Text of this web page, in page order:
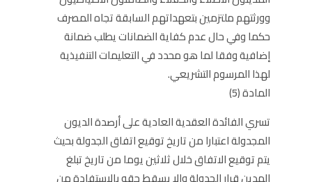
وورثتهم ملتزمين بتعهداتهم السابقة تجاه المصرف
حكما وفي حال عدم كفاية الضمانات يطلب ضمانة
إضافية وفقا لما هو محدد في التعليمات التنفيذية
لهذا المرسوم التشريعي.
المادة (5)
تسري الفائدة العقدية العادية على أرصدة الديون
المجدولة اعتبارا من تاريخ توقيع اتفاق الجدولة بحيث
يتم توقيع الاتفاق خلال ثلاثين يوما من تاريخ تبلغ